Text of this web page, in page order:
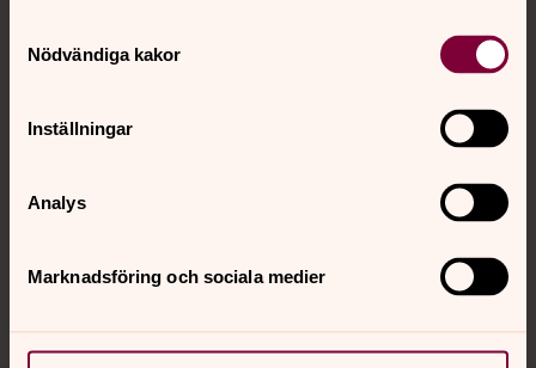
Nödvändiga kakor
Inställningar
Analys
Marknadsföring och sociala medier
Kalender
Hitta snabbt